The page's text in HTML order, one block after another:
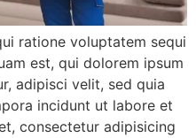
ratione voluptatem sequi
est, qui dolorem ipsum
adipisci velit, sed quia
incidunt ut labore et
consectetur adipisicing